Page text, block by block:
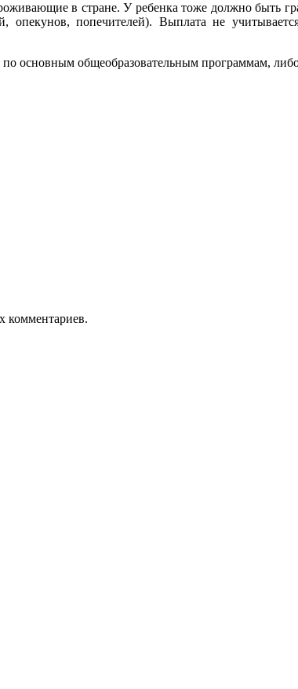
в стране. У ребенка тоже должно быть
опекунов, попечителей). Выплата не
основным общеобразовательным программам,
комментариев.